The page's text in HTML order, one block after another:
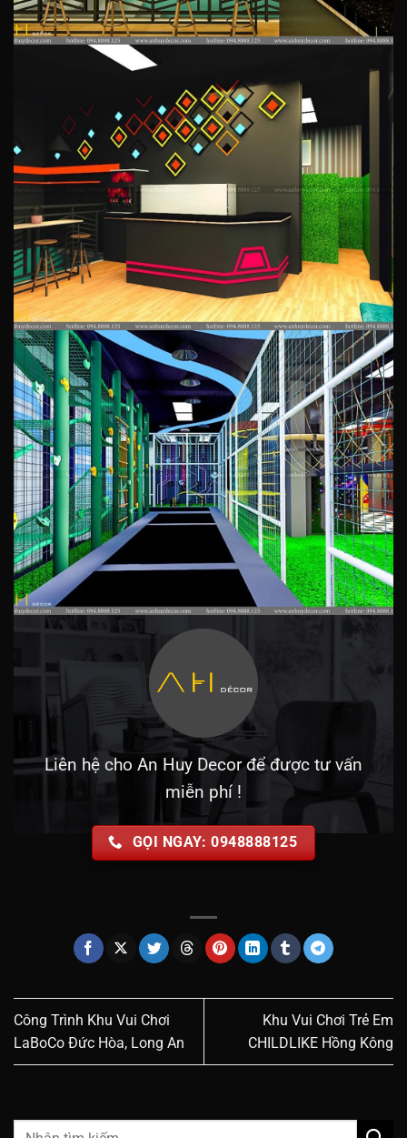
Liên hệ cho An Huy Decor để được tư vấn
miễn phí !
GỌI NGAY: 0948888125
Công Trình Khu Vui Chơi
LaBoCo Đức Hòa, Long An
Khu Vui Chơi Trẻ Em
CHILDLIKE Hồng Kông